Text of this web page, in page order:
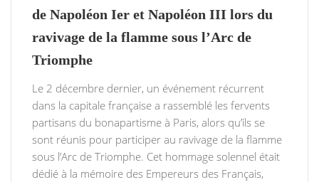
de Napoléon Ier et Napoléon III lors du
ravivage de la flamme sous l’Arc de
Triomphe
Le 2 décembre dernier, un événement récurrent
dans la capitale française a rassemblé les fervents
partisans du bonapartisme à Paris, alors qu’ils se
sont réunis pour participer au ravivage de la flamme
sous l’Arc de Triomphe. Cet hommage solennel était
dédié à la mémoire des Empereurs des Français,